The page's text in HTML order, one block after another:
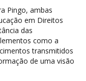
Pingo, ambas
em Direitos
das
como a
transmitidos
de uma visão